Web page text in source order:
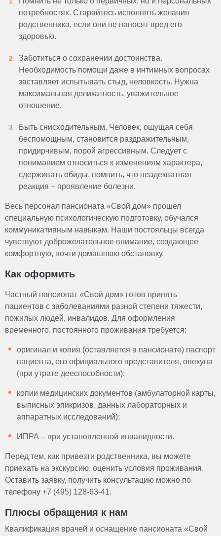
потребностях. Старайтесь исполнять желания
родственника, если они не наносят вред его
здоровью.
Заботиться о сохранении достоинства.
Необходимость помощи даже в интимных вопросах
заставляет испытывать стыд, неловкость. Нужна
максимальная деликатность, уважительное
отношение.
Быть снисходительным. Человек, ощущая себя
беспомощным, становится раздражительным,
придирчивым, порой агрессивным. Следует с
пониманием относиться к изменениям характера,
сдерживать обиды, помнить, что неадекватная
реакция – проявление болезни.
Весь персонал пансионата «Свой дом» прошел
специальную психологическую подготовку, обучался
коммуникативным навыкам. Наши постояльцы всегда
чувствуют доброжелательное внимание, создающее
комфортную, почти домашнюю обстановку.
Как оформить
Частный пансионат «Свой дом» готов принять
пациентов с заболеваниями разной степени тяжести,
пожилых людей, инвалидов. Для оформления
временного, постоянного проживания требуется:
оригинал и копия (оставляется в пансионате) паспорт
пациента, его официального представителя, опекуна
(при утрате дееспособности);
копии медицинских документов (амбулаторной карты,
выписных эпикризов, данных лабораторных и
аппаратных исследований);
ИПРА – при установленной инвалидности.
Перед тем, как привезти родственника, вы можете
приехать на экскурсию, оценить условия проживания.
Оставить заявку, получить консультацию можно по
телефону +7 (495) 128-63-41.
Плюсы обращения к нам
Квалификация врачей и оснащение пансионата «Свой